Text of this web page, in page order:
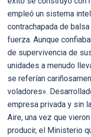
empleó un sistema
contrachapada de
fuerza. Aunque
de supervivencia de
unidades a menudo
se referían
voladores».
empresa privada y sin
Aire, una vez que
producir, el Ministerio